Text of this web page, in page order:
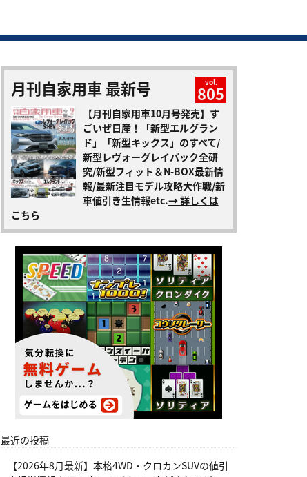
月刊自家用車 最新号 vol.
805
【月刊自家用車10月号発売】す
ごいぜ日産！「新型エルグラン
ド」「新型キックス」のすべて/
新型レヴォーグレイバック全研
究/新型フィット＆N-BOX最新情
報/最新注目モデル攻略大作戦/新
車値引き生情報etc.→ 詳しくは
こちら
最近の投稿
【2026年8月最新】本格4WD・クロカンSUVの値引